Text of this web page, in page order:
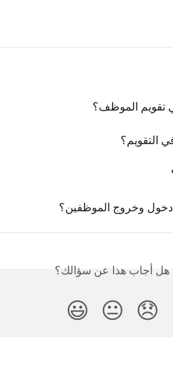
تقويم الموظف؟
التقويم؟
دخول وخروج الموظفين؟
هل أجاب هذا عن سؤالك؟
😞
😐
😃